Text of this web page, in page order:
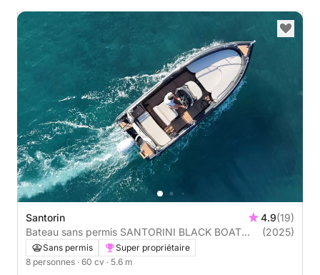
Santorin 4.9(19)
Bateau sans permis SANTORINI BLACK BOAT
60cv
(2025)
Sans permis
Super propriétaire
8 personnes · 60 cv · 5.6 m